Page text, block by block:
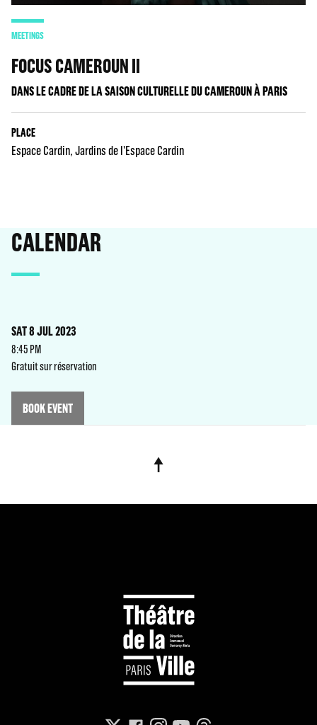
MEETINGS
FOCUS CAMEROUN II
DANS LE CADRE DE LA SAISON CULTURELLE DU CAMEROUN À PARIS
PLACE
Espace Cardin Jardins de l'Espace Cardin
CALENDAR
SAT 8 JUL 2023
8:45 PM
Gratuit sur réservation
BOOK EVENT